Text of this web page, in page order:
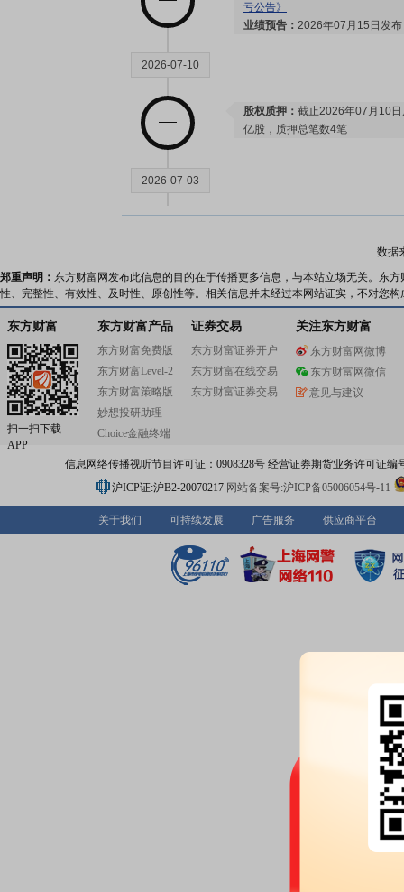
亏公告》
业绩预告： 2026年07月15日发
2026-07-10
股权质押： 截止2026年07月10
亿股，质押总笔数4笔
2026-07-03
2026-06-26
公告： 2026年06月26日发布
股权质押： 截止2026年06月26
亿股，质押总笔数4笔
2026-06-18
股权质押：截止2026年06月18
2026-06-16
2026年06月11日公
数据
郑重声明： 东方财富网发布此信息的目的在于传播更多信息，与本站立场无关。东
性、完整性、有效性、及时性、原创性等。相关信息并未经过本网站证实，不对您
东方财富
扫一扫下载
APP
东方财富产品
东方财富免费版
东方财富Level-2
东方财富策略版
妙想投研助理
Choice金融终端
证券交易
东方财富证券开户
东方财富在线交易
东方财富证券交易
关注东方财富
东方财富网微博
东方财富网微信
意见与建议
信息网络传播视听节目许可证：0908328号 经营证券期货业务许可证编
沪ICP证:沪B2-20070217 网站备案号:沪ICP备05006054号-11
关于我们 可持续发展 广告服务 供应商平台